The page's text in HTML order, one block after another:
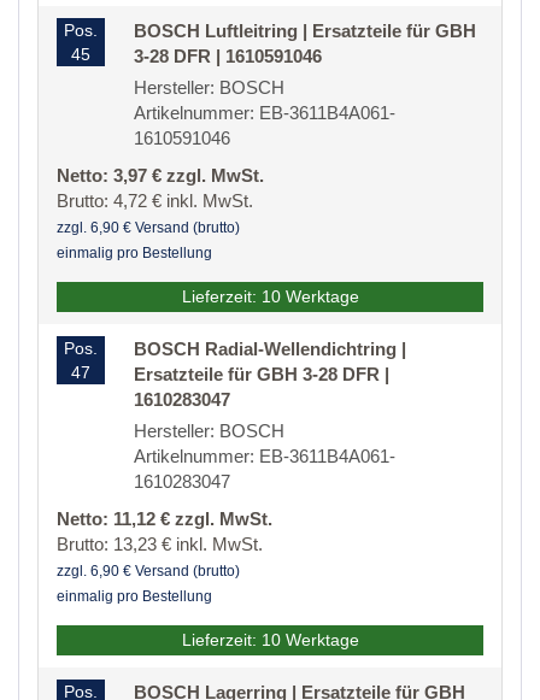
Pos.
45
BOSCH Luftleitring | Ersatzteile für GBH
3-28 DFR | 1610591046
Hersteller: BOSCH
Artikelnummer: EB-3611B4A061-
1610591046
Netto: 3,97 € zzgl. MwSt.
Brutto: 4,72 € inkl. MwSt.
zzgl. 6,90 € Versand (brutto)
einmalig pro Bestellung
Lieferzeit: 10 Werktage
Pos.
47
BOSCH Radial-Wellendichtring |
Ersatzteile für GBH 3-28 DFR |
1610283047
Hersteller: BOSCH
Artikelnummer: EB-3611B4A061-
1610283047
Netto: 11,12 € zzgl. MwSt.
Brutto: 13,23 € inkl. MwSt.
zzgl. 6,90 € Versand (brutto)
einmalig pro Bestellung
Lieferzeit: 10 Werktage
Pos. BOSCH Lagerring | Ersatzteile für GBH